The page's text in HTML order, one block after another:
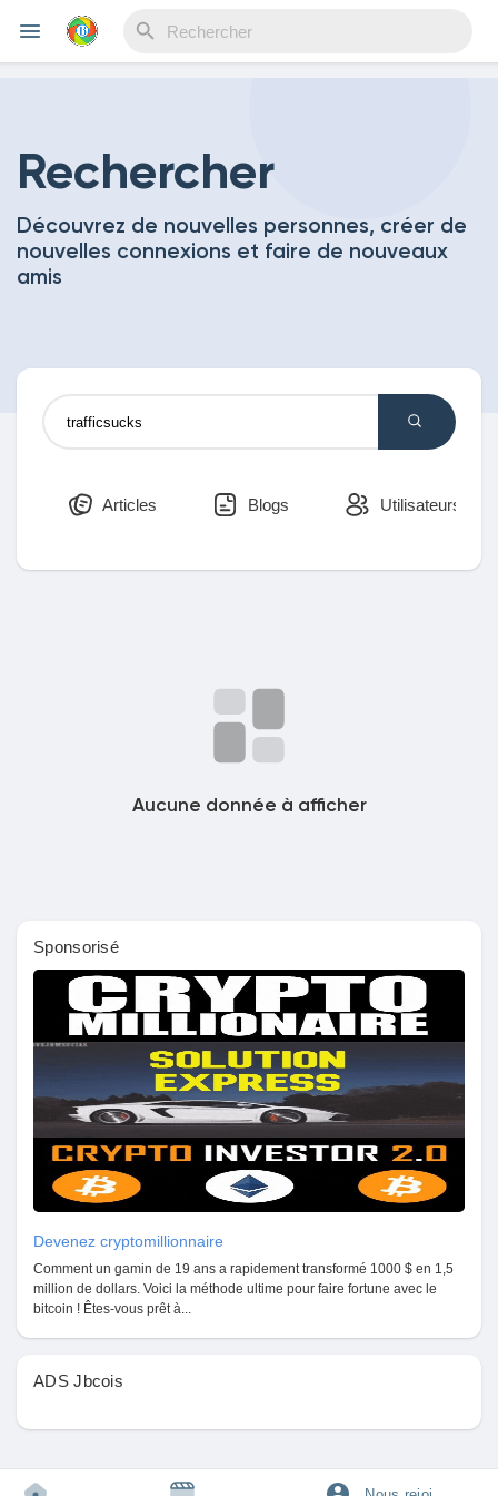
Découvrir Evènements
Découvrir Blogs
Mes Articles
Découvrir Pages
Pages aimées
Découvrir les articles
Financement
Offres
Rechercher
Découvrez de nouvelles personnes, créer de
nouvelles connexions et faire de nouveaux
amis
Articles Blogs Utilisateurs
Aucune donnée à afficher
Sponsorisé
Devenez cryptomillionnaire
Comment un gamin de 19 ans a rapidement transformé 1000 $ en 1,5
million de dollars. Voici la méthode ultime pour faire fortune avec le
bitcoin ! Êtes-vous prêt à...
ADS Jbcois